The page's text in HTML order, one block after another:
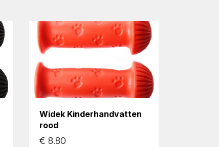
Widek Kinderhandvatten
rood
€ 8.80